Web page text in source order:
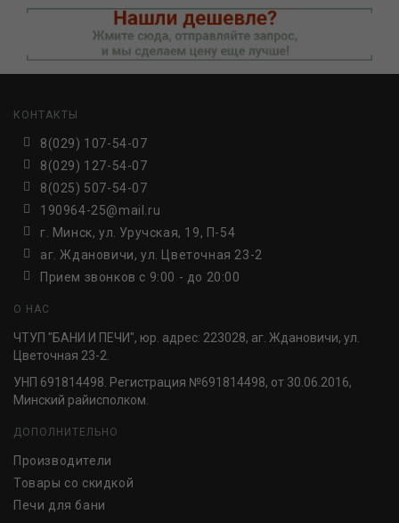
КОНТАКТЫ
8(029) 107-54-07
8(029) 127-54-07
8(025) 507-54-07
190964-25@mail.ru
г. Минск, ул. Уручская, 19, П-54
аг. Ждановичи, ул. Цветочная 23-2
Прием звонков c 9:00 - до 20:00
О НАС
ЧТУП "БАНИ И ПЕЧИ", юр. адрес: 223028, аг. Ждановичи, ул.
Цветочная 23-2.
УНП 691814498. Регистрация №691814498, от 30.06.2016,
Минский райисполком.
ДОПОЛНИТЕЛЬНО
Производители
Товары со скидкой
Печи для бани